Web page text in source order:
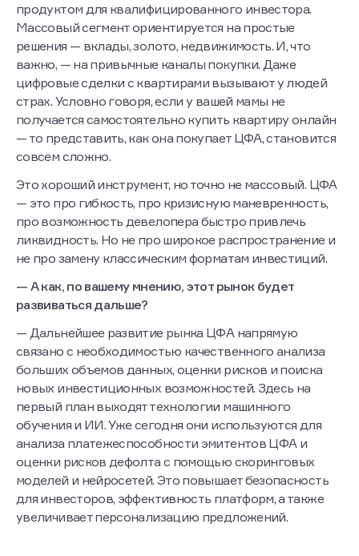
продуктом для квалифицированного инвестора.
Массовый сегмент ориентируется на простые
решения — вклады, золото, недвижимость. И, что
важно, — на привычные каналы покупки. Даже
цифровые сделки с квартирами вызывают у людей
страх. Условно говоря, если у вашей мамы не
получается самостоятельно купить квартиру онлайн
— то представить, как она покупает ЦФА, становится
совсем сложно.
Это хороший инструмент, но точно не массовый. ЦФА
— это про гибкость, про кризисную маневренность,
про возможность девелопера быстро привлечь
ликвидность. Но не про широкое распространение и
не про замену классическим форматам инвестиций.
— А как, по вашему мнению, этот рынок будет
развиваться дальше?
— Дальнейшее развитие рынка ЦФА напрямую
связано с необходимостью качественного анализа
больших объемов данных, оценки рисков и поиска
новых инвестиционных возможностей. Здесь на
первый план выходят технологии машинного
обучения и ИИ. Уже сегодня они используются для
анализа платежеспособности эмитентов ЦФА и
оценки рисков дефолта с помощью скоринговых
моделей и нейросетей. Это повышает безопасность
для инвесторов, эффективность платформ, а также
увеличивает персонализацию предложений.